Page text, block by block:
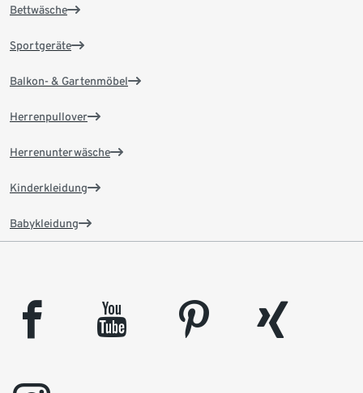
Bettwäsche
Sportgeräte
Balkon- & Gartenmöbel
Herrenpullover
Herrenunterwäsche
Kinderkleidung
Babykleidung
facebook youtube pinterest
xing